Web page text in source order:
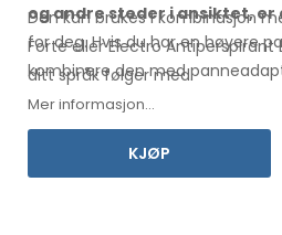
og andre stederi ansiktet,er
for deg.Hvisduhar enhøyere
kombinere denmed
Den kan brukes i kombinasjon
Forte eller Electro Antiperspirant
dittspråk følger med.
Mer informasjon...
KJØP